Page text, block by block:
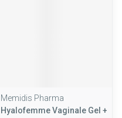
Memidis Pharma
Hyalofemme Vaginale Gel +